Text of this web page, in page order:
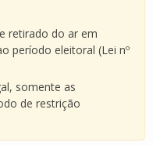
retirado do ar em
período eleitoral (Lei nº
somente as
de restrição